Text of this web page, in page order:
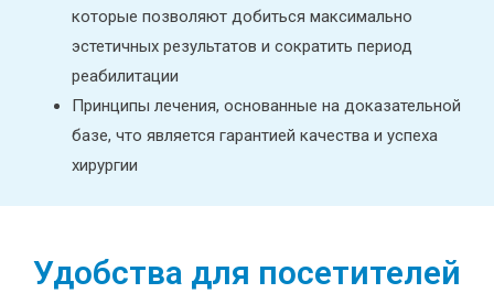
которые позволяют добиться максимально
эстетичных результатов и сократить период
реабилитации
Принципы лечения, основанные на доказательной
базе, что является гарантией качества и успеха
хирургии
Удобства для посетителей